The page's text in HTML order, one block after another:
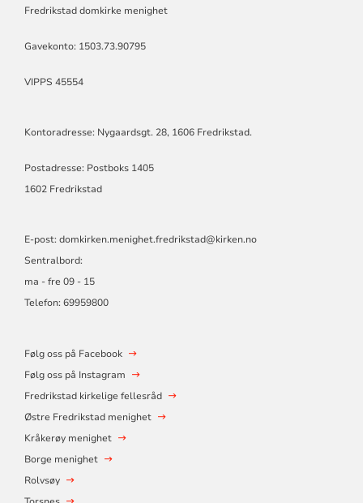
Fredrikstad domkirke menighet
Gavekonto: 1503.73.90795
VIPPS 45554
Kontoradresse: Nygaardsgt. 28, 1606 Fredrikstad.
Postadresse: Postboks 1405
1602 Fredrikstad
E-post: domkirken.menighet.fredrikstad@kirken.no
Sentralbord:
ma - fre 09 - 15
Telefon: 69959800
Følg oss på Facebook
Følg oss på Instagram
Fredrikstad kirkelige fellesråd
Østre Fredrikstad menighet
Kråkerøy menighet
Borge menighet
Rolvsøy